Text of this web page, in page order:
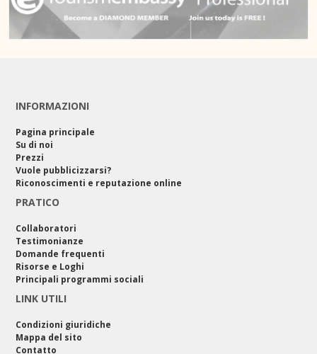
INFORMAZIONI
Pagina principale
Su di noi
Prezzi
Vuole pubblicizzarsi?
Riconoscimenti e reputazione online
PRATICO
Collaboratori
Testimonianze
Domande frequenti
Risorse e Loghi
Principali programmi sociali
LINK UTILI
Condizioni giuridiche
Mappa del sito
Contatto